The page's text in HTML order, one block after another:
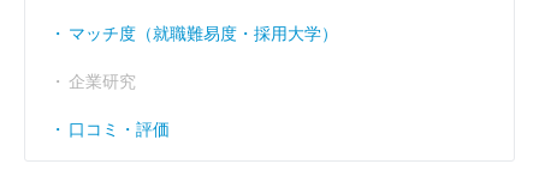
マッチ度（就職難易度・採用大学）
企業研究
口コミ・評価